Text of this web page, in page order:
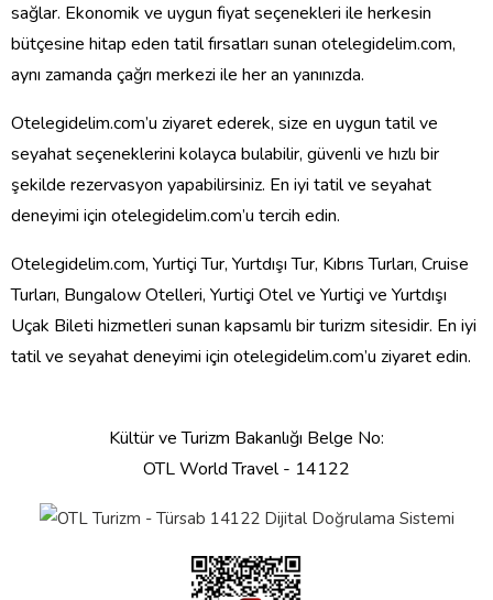
sağlar. Ekonomik ve uygun fiyat seçenekleri ile herkesin
bütçesine hitap eden tatil fırsatları sunan otelegidelim.com,
aynı zamanda çağrı merkezi ile her an yanınızda.
Otelegidelim.com’u ziyaret ederek, size en uygun tatil ve
seyahat seçeneklerini kolayca bulabilir, güvenli ve hızlı bir
şekilde rezervasyon yapabilirsiniz. En iyi tatil ve seyahat
deneyimi için otelegidelim.com’u tercih edin.
Otelegidelim.com, Yurtiçi Tur, Yurtdışı Tur, Kıbrıs Turları, Cruise
Turları, Bungalow Otelleri, Yurtiçi Otel ve Yurtiçi ve Yurtdışı
Uçak Bileti hizmetleri sunan kapsamlı bir turizm sitesidir. En iyi
tatil ve seyahat deneyimi için otelegidelim.com’u ziyaret edin.
Kültür ve Turizm Bakanlığı Belge No:
OTL World Travel - 14122